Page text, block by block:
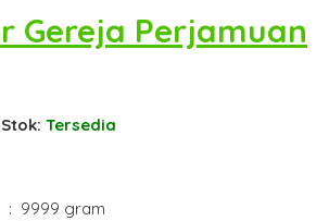
Gereja Perjamuan
Stok: Tersedia
: 9999 gram